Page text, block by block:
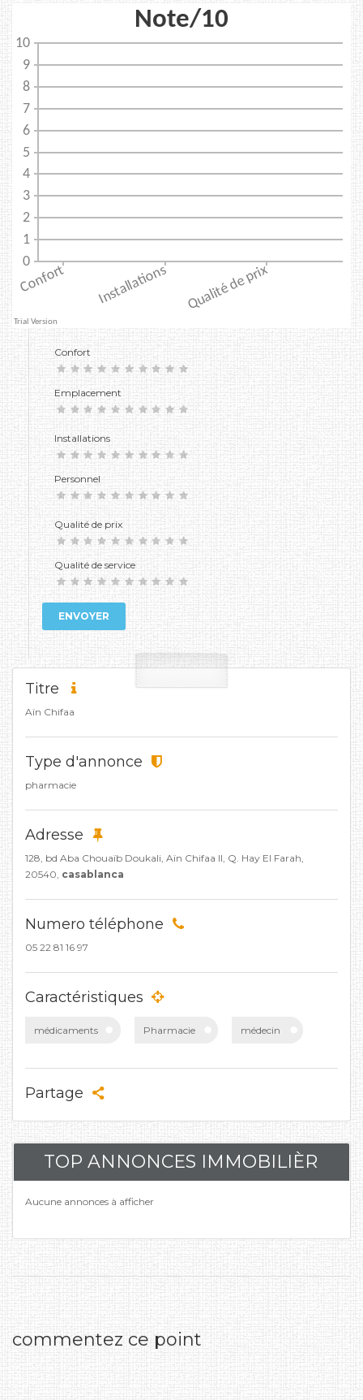
Confort
Emplacement
Installations
Personnel
Qualité de prix
Qualité de service
ENVOYER
Titre
Aïn Chifaa
Type d'annonce
pharmacie
Adresse
128, bd Aba Chouaïb Doukali, Aïn Chifaa II, Q. Hay El Farah,
20540, casablanca
Numero téléphone
05 22 81 16 97
Caractéristiques
médicaments Pharmacie médecin
Partage
TOP ANNONCES IMMOBILIÈR
Aucune annonces à afficher
commentez ce point